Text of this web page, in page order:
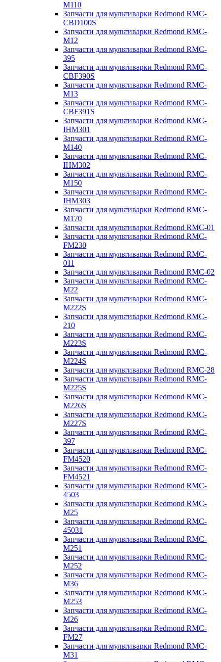
M110
Запчасти для мультиварки Redmond RMC-
CBD100S
Запчасти для мультиварки Redmond RMC-
M12
Запчасти для мультиварки Redmond RMC-
395
Запчасти для мультиварки Redmond RMC-
CBF390S
Запчасти для мультиварки Redmond RMC-
M13
Запчасти для мультиварки Redmond RMC-
CBF391S
Запчасти для мультиварки Redmond RMC-
IHM301
Запчасти для мультиварки Redmond RMC-
M140
Запчасти для мультиварки Redmond RMC-
IHM302
Запчасти для мультиварки Redmond RMC-
M150
Запчасти для мультиварки Redmond RMC-
IHM303
Запчасти для мультиварки Redmond RMC-
M170
Запчасти для мультиварки Redmond RMC-01
Запчасти для мультиварки Redmond RMC-
FM230
Запчасти для мультиварки Redmond RMC-
011
Запчасти для мультиварки Redmond RMC-02
Запчасти для мультиварки Redmond RMC-
M22
Запчасти для мультиварки Redmond RMC-
M222S
Запчасти для мультиварки Redmond RMC-
210
Запчасти для мультиварки Redmond RMC-
M223S
Запчасти для мультиварки Redmond RMC-
M224S
Запчасти для мультиварки Redmond RMC-28
Запчасти для мультиварки Redmond RMC-
M225S
Запчасти для мультиварки Redmond RMC-
M226S
Запчасти для мультиварки Redmond RMC-
M227S
Запчасти для мультиварки Redmond RMC-
397
Запчасти для мультиварки Redmond RMC-
FM4520
Запчасти для мультиварки Redmond RMC-
FM4521
Запчасти для мультиварки Redmond RMC-
4503
Запчасти для мультиварки Redmond RMC-
M25
Запчасти для мультиварки Redmond RMC-
45031
Запчасти для мультиварки Redmond RMC-
M251
Запчасти для мультиварки Redmond RMC-
M252
Запчасти для мультиварки Redmond RMC-
M36
Запчасти для мультиварки Redmond RMC-
M253
Запчасти для мультиварки Redmond RMC-
M26
Запчасти для мультиварки Redmond RMC-
FM27
Запчасти для мультиварки Redmond RMC-
M31